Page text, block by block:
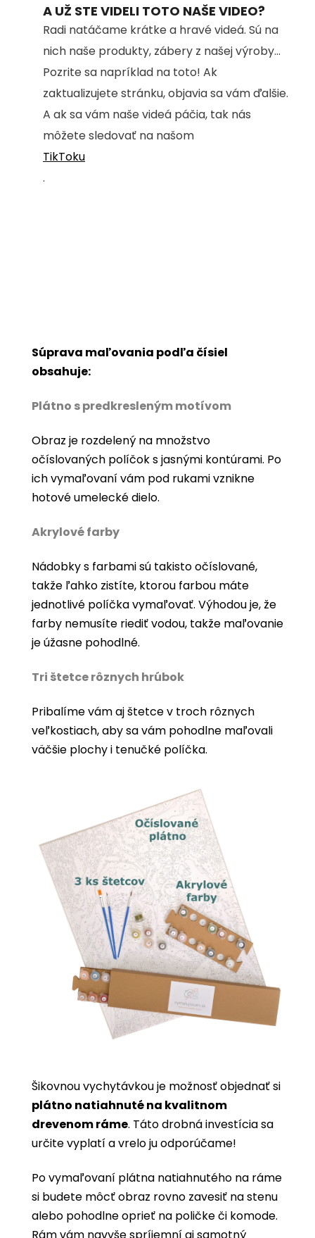
A UŽ STE VIDELI TOTO NAŠE VIDEO?
Radi natáčame krátke a hravé videá. Sú na
nich naše produkty, zábery z našej výroby...
Pozrite sa napríklad na toto! Ak
zaktualizujete stránku, objavia sa vám ďalšie.
A ak sa vám naše videá páčia, tak nás
môžete sledovať na našom
TikToku
.
Súprava maľovania podľa čísiel
obsahuje:
Plátno s predkresleným motívom
Obraz je rozdelený na množstvo
očíslovaných políčok s jasnými kontúrami. Po
ich vymaľovaní vám pod rukami vznikne
hotové umelecké dielo.
Akrylové farby
Nádobky s farbami sú takisto očíslované,
takže ľahko zistíte, ktorou farbou máte
jednotlivé políčka vymaľovať. Výhodou je, že
farby nemusíte riediť vodou, takže maľovanie
je úžasne pohodlné.
Tri štetce rôznych hrúbok
Pribalíme vám aj štetce v troch rôznych
veľkostiach, aby sa vám pohodlne maľovali
väčšie plochy i tenučké políčka.
Šikovnou vychytávkou je možnosť objednať si
plátno natiahnuté na kvalitnom
drevenom ráme. Táto drobná investícia sa
určite vyplatí a vrelo ju odporúčame!
Po vymaľovaní plátna natiahnutého na ráme
si budete môcť obraz rovno zavesiť na stenu
alebo pohodlne oprieť na poličke či komode.